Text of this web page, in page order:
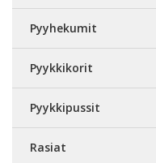
Pyyhekumit
Pyykkikorit
Pyykkipussit
Rasiat